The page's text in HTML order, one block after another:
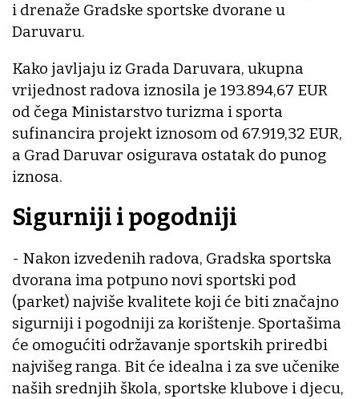
i drenaže Gradske sportske dvorane u
Daruvaru.
Kako javljaju iz Grada Daruvara, ukupna
vrijednost radova iznosila je 193.894,67 EUR
od čega Ministarstvo turizma i sporta
sufinancira projekt iznosom od 67.919,32 EUR,
a Grad Daruvar osigurava ostatak do punog
iznosa.
Sigurniji i pogodniji
- Nakon izvedenih radova, Gradska sportska
dvorana ima potpuno novi sportski pod
(parket) najviše kvalitete koji će biti značajno
sigurniji i pogodniji za korištenje. Sportašima
će omogućiti održavanje sportskih priredbi
najvišeg ranga. Bit će idealna i za sve učenike
naših srednjih škola, sportske klubove i djecu,